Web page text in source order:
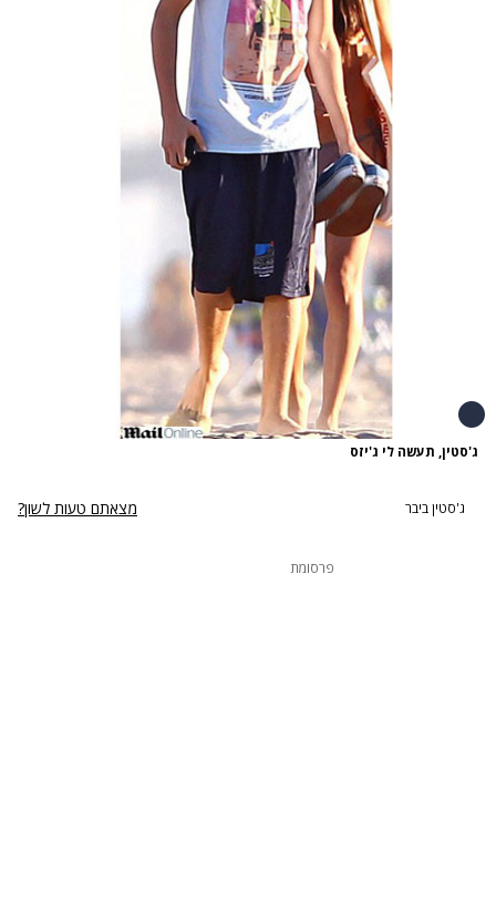
ג'סטין, תעשה לי ג'יזס
ג'סטין ביבר מצאתם טעות לשון?
פרסומת